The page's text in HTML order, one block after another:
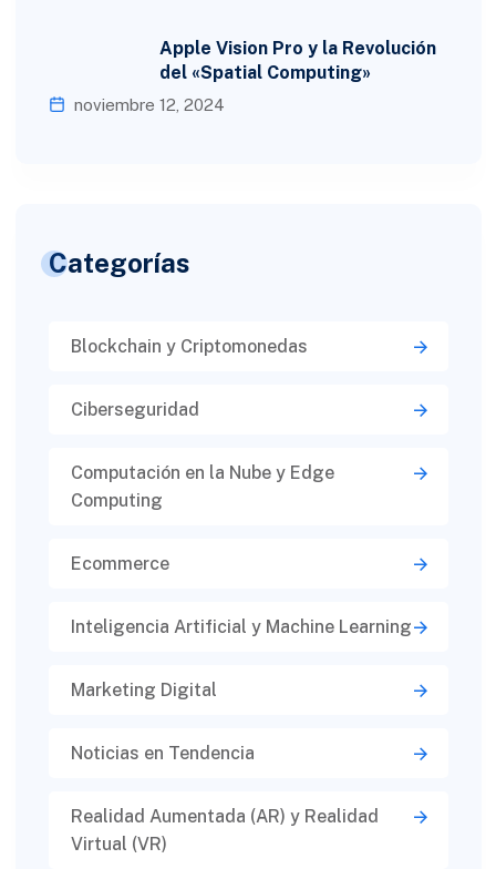
Apple Vision Pro y la Revolución
del «Spatial Computing»
noviembre 12, 2024
Categorías
Blockchain y Criptomonedas
Ciberseguridad​
Computación en la Nube y Edge
Computing
Ecommerce
Inteligencia Artificial y Machine Learning
Marketing Digital
Noticias en Tendencia
Realidad Aumentada (AR) y Realidad
Virtual (VR)​